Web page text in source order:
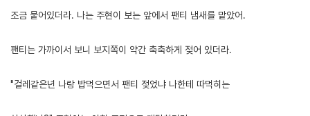
조금 뭍어있더라. 나는 주현이 보는 앞에서 팬티 냄새를 맡았어.
팬티는 가까이서 보니 보지쪽이 약간 축축하게 젖어 있더라.
"걸레같은년 나랑 밥먹으면서 팬티 젖었냐 나한테 따먹히는